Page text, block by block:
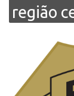
região